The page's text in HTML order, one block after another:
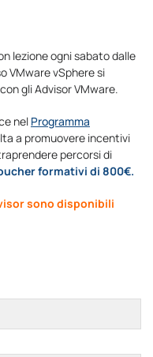
lezione ogni sabato dalle
VMware vSphere si
gli Advisor VMware.
nel Programma
a promuovere incentivi
percorsi di
formativi di 800€.
sono disponibili